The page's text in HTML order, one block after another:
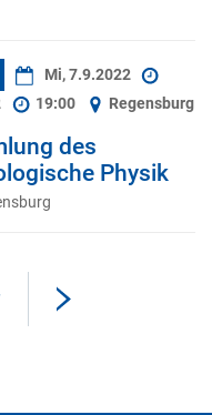
Mi, 7.9.2022
19:00 Regensburg
des
Physik